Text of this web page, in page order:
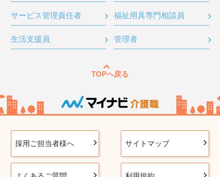
サービス管理責任者 福祉用具専門相談員
生活支援員 管理者
TOPへ戻る
採用ご担当者様へ サイトマップ